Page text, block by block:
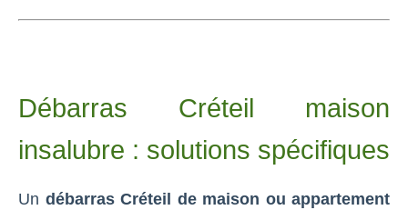
Débarras Créteil maison
insalubre : solutions spécifiques
Un débarras Créteil de maison ou appartement